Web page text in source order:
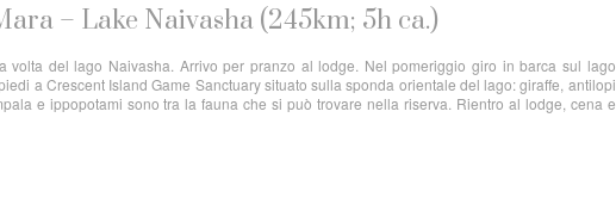
– Lake Naivasha (245km; 5h ca.)
volta del lago Naivasha. Arrivo per pranzo al lodge. Nel pomeriggio giro in barca sul lago
a Crescent Island Game Sanctuary situato sulla sponda orientale del lago: giraffe, antilopi
e ippopotami sono tra la fauna che si può trovare nella riserva. Rientro al lodge, cena e